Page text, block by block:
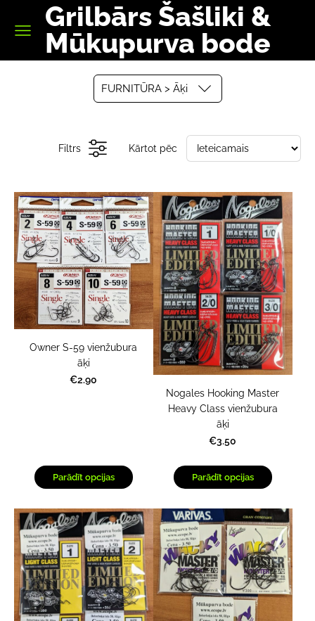
Grilbārs Šašliki &
Mūkupurva bode
FURNITŪRA > Āķi
Filtrs Kārtot pēc
Owner S-59 vienžubura
āķi
€2.90
Parādīt opcijas
Nogales Hooking Master
Heavy Class vienžubura
āķi
€3.50
Parādīt opcijas